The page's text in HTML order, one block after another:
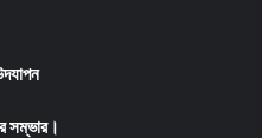
সম্ভার।